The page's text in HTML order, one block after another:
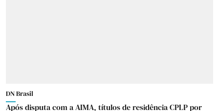
DN Brasil
Após disputa com a AIMA, títulos de residência CPLP por